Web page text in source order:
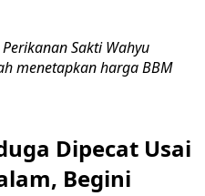
Perikanan Sakti Wahyu
menetapkan harga BBM
Dipecat Usai
Begini